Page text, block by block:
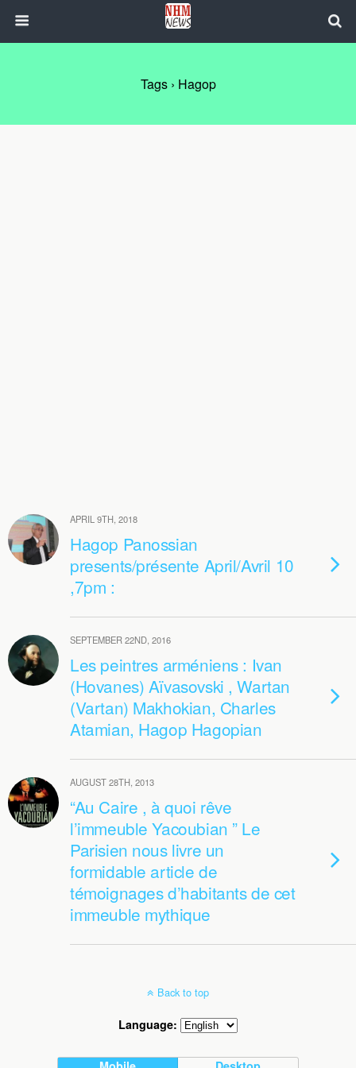
Tags › Hagop
APRIL 9TH, 2018
Hagop Panossian
presents/présente April/Avril 10
,7pm :
SEPTEMBER 22ND, 2016
Les peintres arméniens : Ivan
(Hovanes) Aïvasovski , Wartan
(Vartan) Makhokian, Charles
Atamian, Hagop Hagopian
AUGUST 28TH, 2013
“Au Caire , à quoi rêve
l’immeuble Yacoubian ” Le
Parisien nous livre un
formidable article de
témoignages d’habitants de cet
immeuble mythique
Back to top
Language: